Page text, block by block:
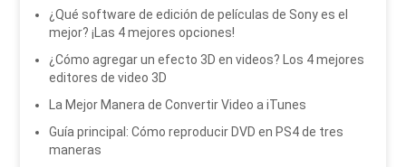
¿Qué software de edición de películas de Sony es el
mejor? ¡Las 4 mejores opciones!
¿Cómo agregar un efecto 3D en videos? Los 4 mejores
editores de video 3D
La Mejor Manera de Convertir Video a iTunes
Guía principal: Cómo reproducir DVD en PS4 de tres
maneras